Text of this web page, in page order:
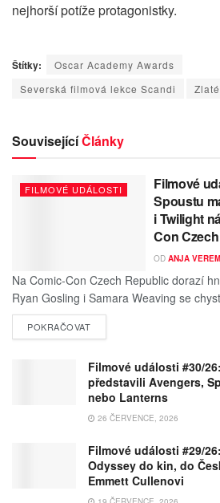
nejhorší potíže protagonistky.
Štítky:
Oscar Academy Awards
Severská filmová lekce Scandi
SouvisejícíČlánky
FILMOVÉ UDÁLOSTI
Filmové
Spoustu
i Twilight
Con
OD ANJA VEREM
Na Comic-Con Czech Republic dorazí
Ryan Gosling i Samara Weaving se
POKRAČOVAT
Filmové události #30/
představili Avengers,
nebo Lanterns
26 ČERVENCE, 2026
Filmové události #29/
Odyssey do kin, do
Emmett Cullenovi